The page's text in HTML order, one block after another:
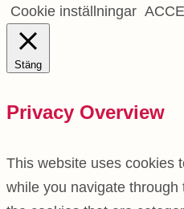
Cookie inställningar
Stäng
Privacy Overview
This website uses cookies
while you navigate